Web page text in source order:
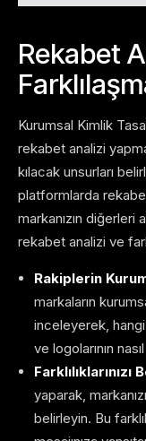
Rekabet
Kurumsal Kimlik
rekabet analizi
kılacak unsurları
platformlarda
markanızın diğerleri
rekabet analizi ve
Rakiplerin
markaların
inceleyerek, hangi
ve logolarının
Farklılıklarınızı
yaparak,
belirleyin. Bu